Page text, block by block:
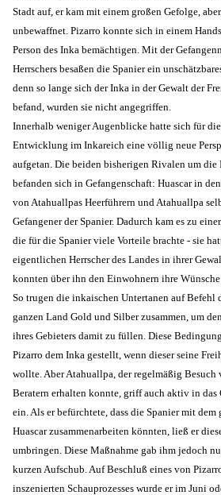
Stadt auf, er kam mit einem großen Gefolge, aber
unbewaffnet. Pizarro konnte sich in einem
Person des Inka bemächtigen. Mit der
Herrschers besaßen die Spanier ein
denn so lange sich der Inka in der Gewalt der
befand, wurden sie nicht angegriffen.
Innerhalb weniger Augenblicke hatte sich für
Entwicklung im Inkareich eine völlig neue
aufgetan. Die beiden bisherigen Rivalen um die
befanden sich in Gefangenschaft: Huascar in
von Atahuallpas Heerführern und Atahuallpa
Gefangener der Spanier. Dadurch kam es zu
die für die Spanier viele Vorteile brachte - sie
eigentlichen Herrscher des Landes in ihrer
konnten über ihn den Einwohnern ihre
So trugen die inkaischen Untertanen auf Befehl
ganzen Land Gold und Silber zusammen, um
ihres Gebieters damit zu füllen. Diese
Pizarro dem Inka gestellt, wenn dieser seine
wollte. Aber Atahuallpa, der regelmäßig Besuch
Beratern erhalten konnte, griff auch aktiv in das
ein. Als er befürchtete, dass die Spanier mit dem
Huascar zusammenarbeiten könnten, ließ er
umbringen. Diese Maßnahme gab ihm jedoch
kurzen Aufschub. Auf Beschluß eines von
inszenierten Schauprozesses wurde er im Juni